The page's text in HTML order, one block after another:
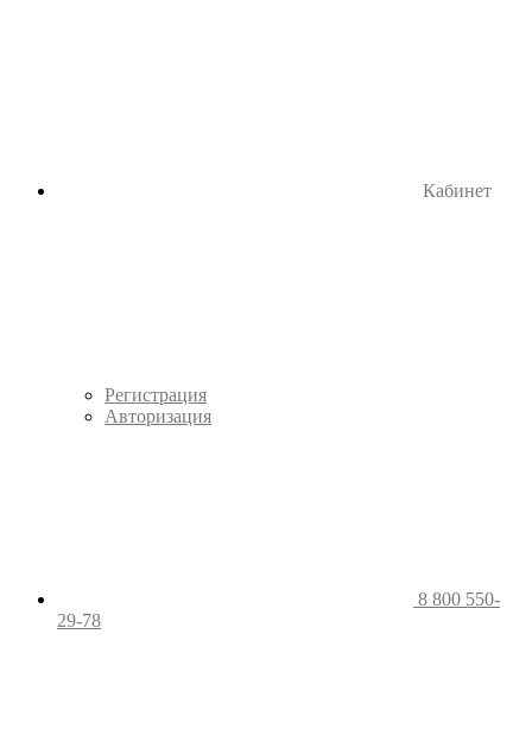
Кабинет
Регистрация
Авторизация
8 800 550-
29-78